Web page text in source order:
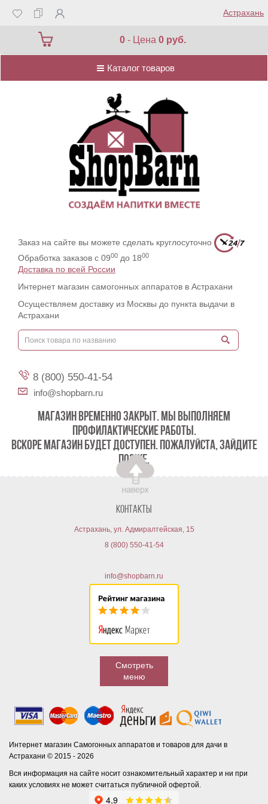
Астрахань
0 - Цена0 руб.
Каталог товаров
Каталог товаров
Заказ на сайте вы можете сделать круглосуточно
Обработка заказов с 0900 до 1800
Доставка по всей России
Интернет магазин самогонных аппаратов в Астрахани
Осуществляем доставку из Москвы до пункта выдачи в
Астрахани
8 (800) 550-41-54
info@shopbarn.ru
МАГАЗИН ВРЕМЕННО ЗАКРЫТ. МЫ ВЫПОЛНЯЕМ
ПРОФИЛАКТИЧЕСКИЕ РАБОТЫ.
ВСКОРЕ МАГАЗИН БУДЕТ ДОСТУПЕН. ПОЖАЛУЙСТА, ЗАЙДИТЕ
ПОЗЖЕ.
Контакты
Астрахань, ул. Адмиралтейская, 15
8 (800) 550-41-54
info@shopbarn.ru
Смотреть
меню
Интернет магазин Самогонных аппаратов и товаров для дачи в
Астрахани © 2015 - 2026
Вся информация на сайте носит ознакомительный характер и ни при
каких условиях не может считаться публичной офертой.